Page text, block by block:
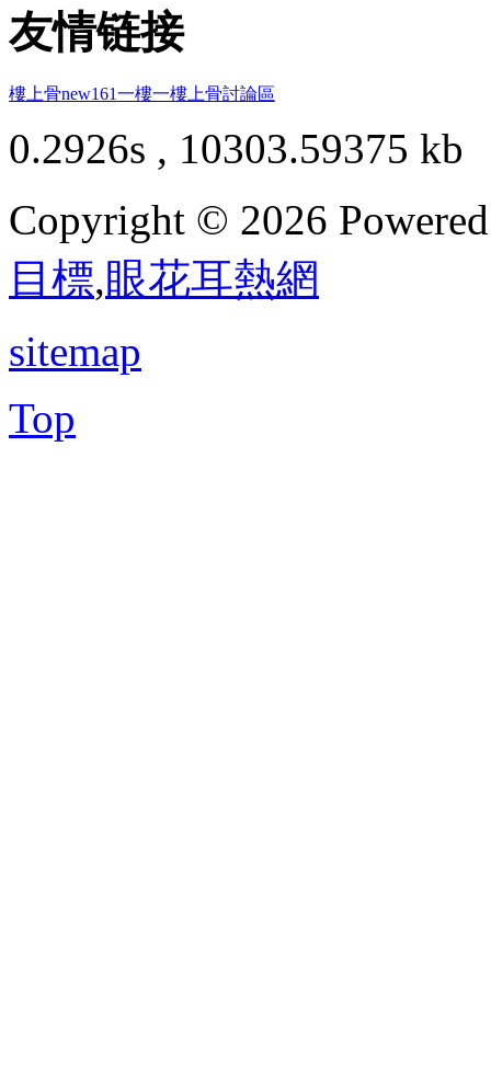
友情链接
樓上骨new161一樓一樓上骨討論區
0.2926s , 10303.59375 kb
Copyright © 2026
目標,眼花耳熱網
sitemap
Top